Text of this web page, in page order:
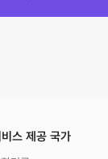
스 제공 국가